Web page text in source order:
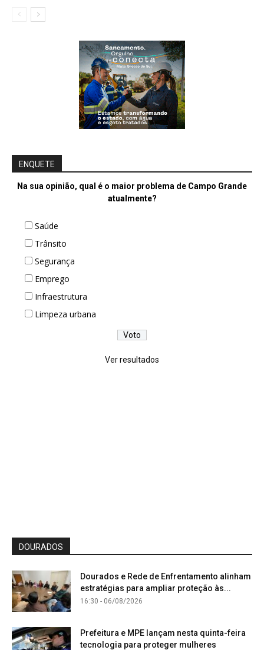
ENQUETE
Na sua opinião, qual é o maior problema de Campo Grande
atualmente?
Saúde
Trânsito
Segurança
Emprego
Infraestrutura
Limpeza urbana
Ver resultados
DOURADOS
Dourados e Rede de Enfrentamento alinham
estratégias para ampliar proteção às...
16:30 - 06/08/2026
Prefeitura e MPE lançam nesta quinta-feira
tecnologia para proteger mulheres